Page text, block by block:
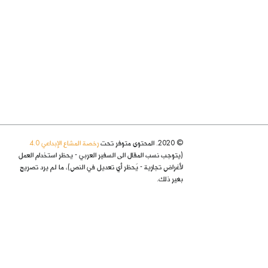
© 2020. المحتوى متوفر تحت
رخصة المشاع الإبداعي 4.0
(يتوجب نسب المقال الى السفير العربي - يحظر استخدام العمل
لأغراض تجارية - يُحظر أي تعديل في النص)، ما لم يرد تصريح
بغير ذلك.